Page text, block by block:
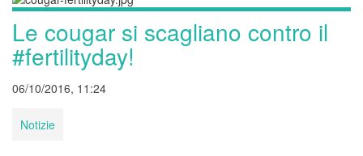
Le cougar si scagliano contro il
#fertilityday!
06/10/2016, 11:24
Notizie